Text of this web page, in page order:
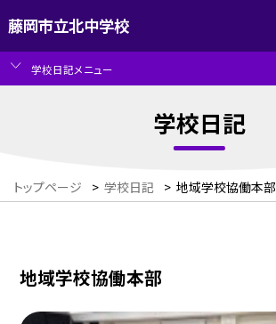
藤岡市立北中学校
学校日記メニュー
学校日記
トップページ > 学校日記 > 地域学校協働本部
地域学校協働本部